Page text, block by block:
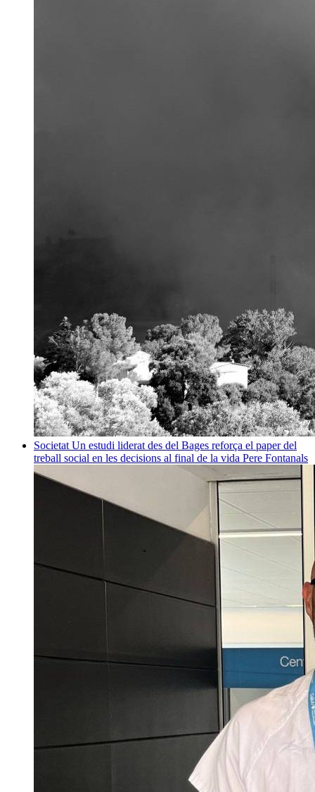
Societat Un estudi liderat des del Bages reforça el paper del
treball social en les decisions al final de la vida Pere Fontanals